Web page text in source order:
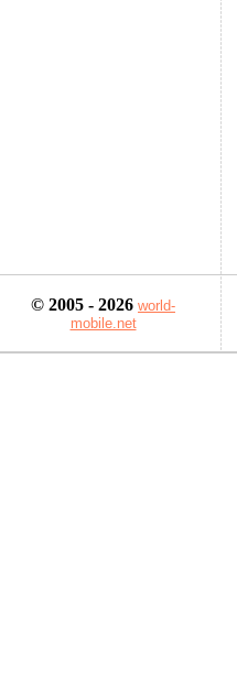
© 2005 - 2026 world-
mobile.net